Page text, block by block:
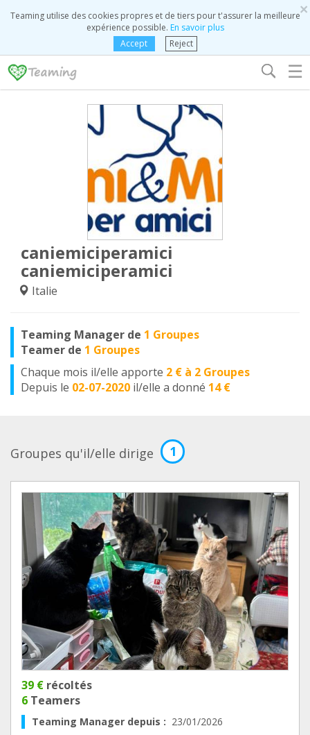
×
Teaming utilise des cookies propres et de tiers pour t'assurer la meilleure
expérience possible. En savoir plus
Accept
Reject
☰
caniemiciperamici
caniemiciperamici
Italie
Teaming Manager de 1 Groupes
Teamer de 1 Groupes
Chaque mois il/elle apporte 2 € à 2 Groupes
Depuis le 02-07-2020 il/elle a donné 14 €
Groupes qu'il/elle dirige 1
39 € récoltés
6 Teamers
Teaming Manager depuis : 23/01/2026